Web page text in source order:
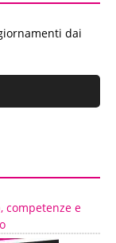
dai
competenze e